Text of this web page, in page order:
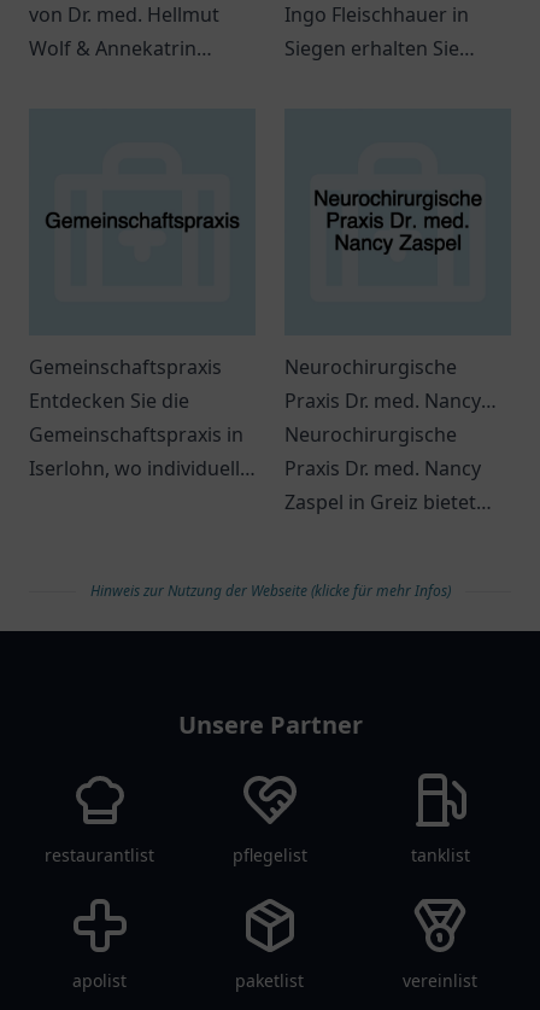
von Dr. med. Hellmut
Wolf & Annekatrin
Ingo Fleischhauer in
Siegen erhalten Sie
freundlicher
Atmosphäre.
Gemeinschaftspraxis
Entdecken Sie die
Gemeinschaftspraxis in
Iserlohn, wo individuelle
Neurochirurgische
Praxis Dr. med. Nancy
Zaspel
Neurochirurgische
Praxis Dr. med. Nancy
Zaspel in Greiz bietet
kompetente Beratung
für Ihre Gesundheit.
Hinweis zur Nutzung der Webseite (klicke für mehr Infos)
Unsere Partner
restaurantlist pflegelist tanklist
apolist paketlist vereinlist